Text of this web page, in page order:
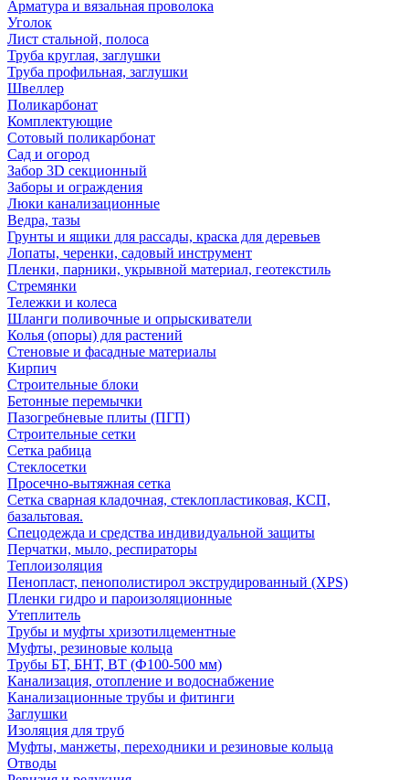
Арматура и вязальная проволока
Уголок
Лист стальной, полоса
Труба круглая, заглушки
Труба профильная, заглушки
Швеллер
Поликарбонат
Комплектующие
Сотовый поликарбонат
Сад и огород
Забор 3D секционный
Заборы и ограждения
Люки канализационные
Ведра, тазы
Грунты и ящики для рассады, краска для деревьев
Лопаты, черенки, садовый инструмент
Пленки, парники, укрывной материал, геотекстиль
Стремянки
Тележки и колеса
Шланги поливочные и опрыскиватели
Колья (опоры) для растений
Стеновые и фасадные материалы
Кирпич
Строительные блоки
Бетонные перемычки
Пазогребневые плиты (ПГП)
Строительные сетки
Сетка рабица
Стеклосетки
Просечно-вытяжная сетка
Сетка сварная кладочная, стеклопластиковая, КСП,
базальтовая.
Спецодежда и средства индивидуальной защиты
Перчатки, мыло, респираторы
Теплоизоляция
Пенопласт, пенополистирол экструдированный (XPS)
Пленки гидро и пароизоляционные
Утеплитель
Трубы и муфты хризотилцементные
Муфты, резиновые кольца
Трубы БТ, БНТ, ВТ (Ф100-500 мм)
Канализация, отопление и водоснабжение
Канализационные трубы и фитинги
Заглушки
Изоляция для труб
Муфты, манжеты, переходники и резиновые кольца
Отводы